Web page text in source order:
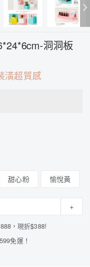
洞洞板
潢超質感
甜心粉 愉悅黃
+
，現折$388!
免運！